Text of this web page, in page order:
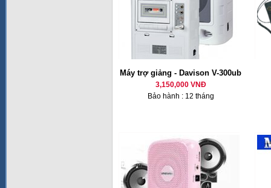
Máy trợ giảng - Davison V-300ub
3,150,000 VNĐ
Bảo hành : 12 tháng